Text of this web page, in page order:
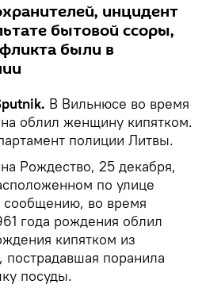
инцидент
бытовой ссоры,
были в
В Вильнюсе во время
облил женщину кипятком.
полиции Литвы.
Рождество, 25 декабря,
по улице
сообщению, во время
года рождения облил
кипятком из
поранила
посуды.